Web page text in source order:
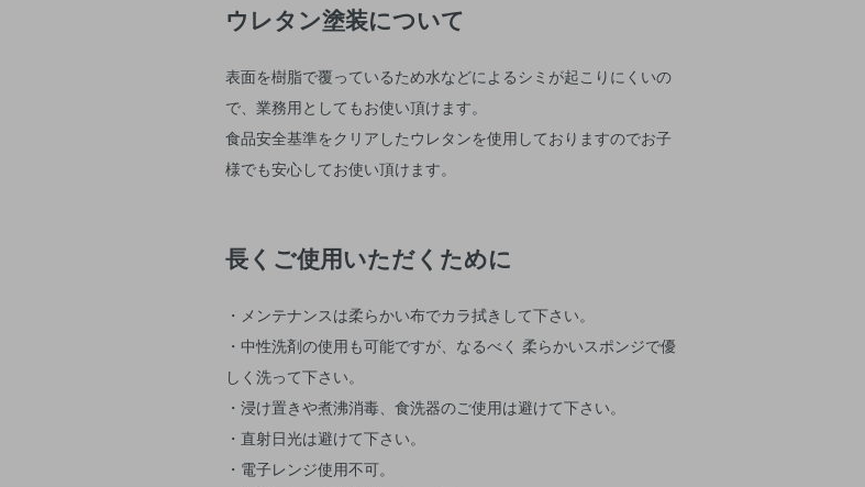
ウレタン塗装について
表面を樹脂で覆っているため水などによるシミが起こりにくいの
で、業務用としてもお使い頂けます。
食品安全基準をクリアしたウレタンを使用しておりますのでお子
様でも安心してお使い頂けます。
長くご使用いただくために
・メンテナンスは柔らかい布でカラ拭きして下さい。
・中性洗剤の使用も可能ですが、なるべく 柔らかいスポンジで優
しく洗って下さい。
・浸け置きや煮沸消毒、食洗器のご使用は避けて下さい。
・直射日光は避けて下さい。
・電子レンジ使用不可。